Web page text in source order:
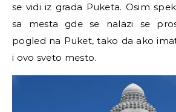
se vidi iz grada Puketa. Osim
sa mesta gde se nalazi se
pogled na Puket, tako da ako
i ovo sveto mesto.